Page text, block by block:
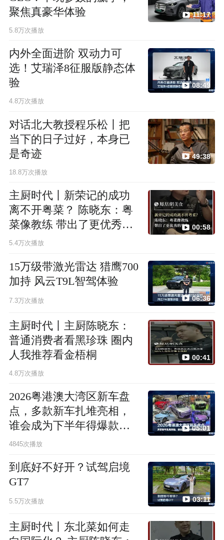
聚焦真豪华体验
5.8万次播放
11:17
内外全面进阶 双动力可
选！艾瑞泽8征服版静态体
验
4.8万次播放
08:49
对话北大教授程乐松丨把
当下的日子过好，本身已
是奇迹
18.8万次播放
49:38
主厨时代丨新荣记的成功
离不开粤菜？ 陈晓东：粤
菜像教练 带出了更优秀的
学生
5.4万次播放
00:58
15万级带激光雷达 猎鹰700
加持 风云T9L智驾体验
7.3万次播放 06:36
主厨时代丨主厨陈晓东：
普通消费者看黑珍珠 圈内
人我推荐看金梧桐
4.8万次播放
00:41
2026粤港澳大湾区新车盘
点，多款新车扎堆亮相，
谁会成为下半年得爆款车
型？
4845次播放
05:01
到底好不好开？试驾启境
GT7
5.5万次播放 03:11
主厨时代丨东北菜如何走